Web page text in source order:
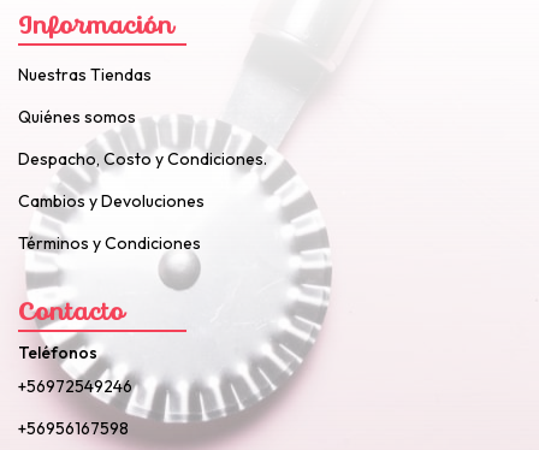
Información
Nuestras Tiendas
Quiénes somos
Despacho, Costo y Condiciones.
Cambios y Devoluciones
Términos y Condiciones
Contacto
Teléfonos
+56972549246
+56956167598